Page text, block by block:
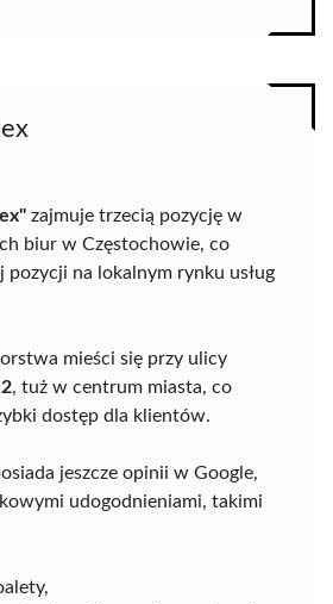
zajmuje trzecią pozycję w
biur w Częstochowie, co
pozycji na lokalnym rynku usług
mieści się przy ulicy
, tuż w centrum miasta, co
dostęp dla klientów.
jeszcze opinii w Google,
udogodnieniami, takimi